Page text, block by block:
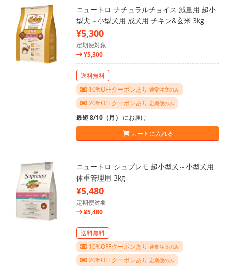
ニュートロ ナチュラルチョイス 減量用 超小
型犬～小型犬用 成犬用 チキン&玄米 3kg
¥5,300
定期便対象
¥5,300
送料無料
10%OFFクーポンあり 通常注文のみ
20%OFFクーポンあり 定期便のみ
最短 8/10（月） にお届け
カートに入れる
ニュートロ シュプレモ 超小型犬～小型犬用
体重管理用 3kg
¥5,480
定期便対象
¥5,480
送料無料
10%OFFクーポンあり 通常注文のみ
20%OFFクーポンあり 定期便のみ